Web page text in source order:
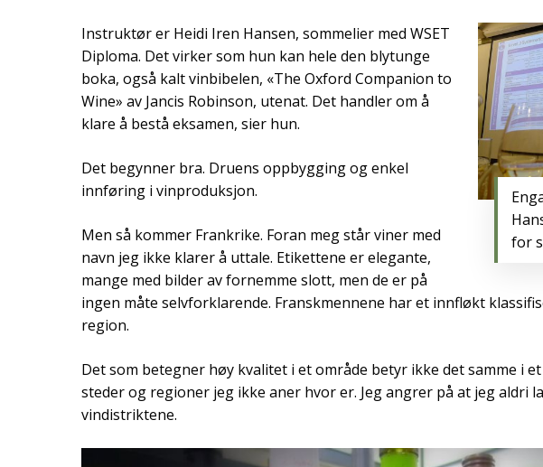
for
Instruktør er Heidi Iren Hansen, sommelier med WSET
Diploma. Det virker som hun kan hele den blytunge
boka, også kalt vinbibelen, «The Oxford Companion to
Wine» av Jancis Robinson, utenat. Det handler om å
klare å bestå eksamen, sier hun.
Det begynner bra. Druens oppbygging og enkel
innføring i vinproduksjon.
Men så kommer Frankrike. Foran meg står viner med
navn jeg ikke klarer å uttale. Etikettene er elegante,
mange med bilder av fornemme slott, men de er på
ingen måte selvforklarende. Franskmennene har et innfløkt
region.
Det som betegner høy kvalitet i et område betyr ikke det samme i
steder og regioner jeg ikke aner hvor er. Jeg angrer på at jeg aldri
vindistriktene.